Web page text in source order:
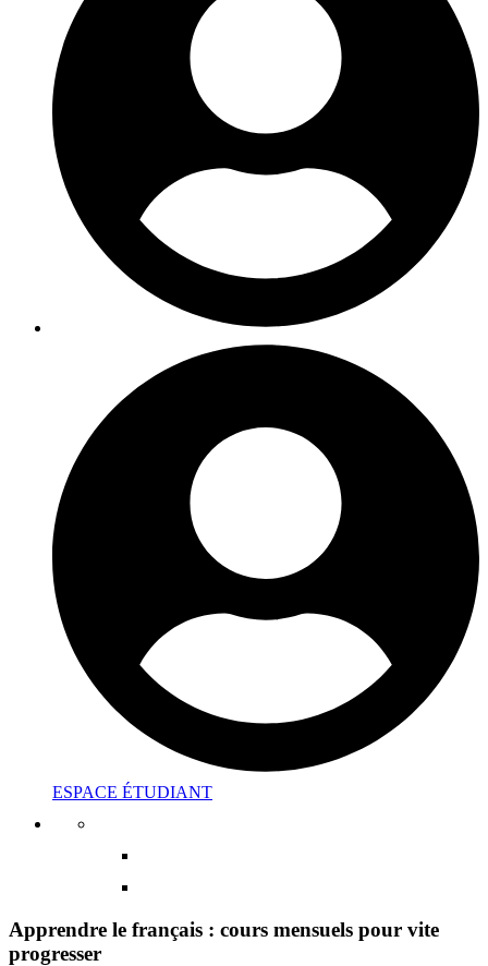
ESPACE ÉTUDIANT
Apprendre le français : cours mensuels pour vite
progresser